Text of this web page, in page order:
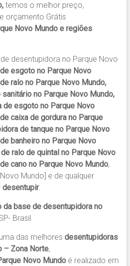
temos o melhor preço,
orçamento Grátis
Novo Mundo e regiões
desentupidora no Parque Novo
esgoto no Parque Novo
ralo no Parque Novo Mundo,
no Parque Novo Mundo,
de esgoto no Parque Novo
caixa de gordura no Parque
de tanque no Parque Novo
banheiro no Parque Novo
ralo de quintal no Parque Novo
cano no Parque Novo Mundo,
Mundo] e de qualquer
desentupir.
da base de desentupidora no
Brasil.
das melhores desentupidoras
– Zona Norte,
Novo Mundoé realizado em